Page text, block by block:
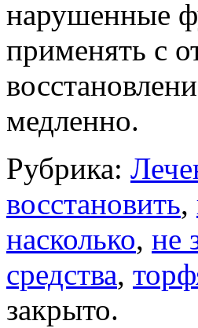
нарушенные
применять с
медленно.
Рубрика:
восстановить,
насколько, не
средства,
закрыто.